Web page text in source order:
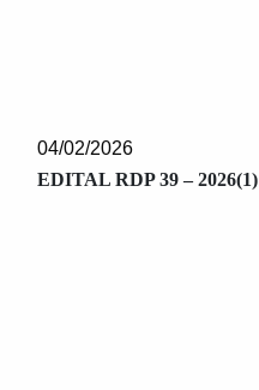
04/02/2026
EDITAL RDP 39 – 2026(1)